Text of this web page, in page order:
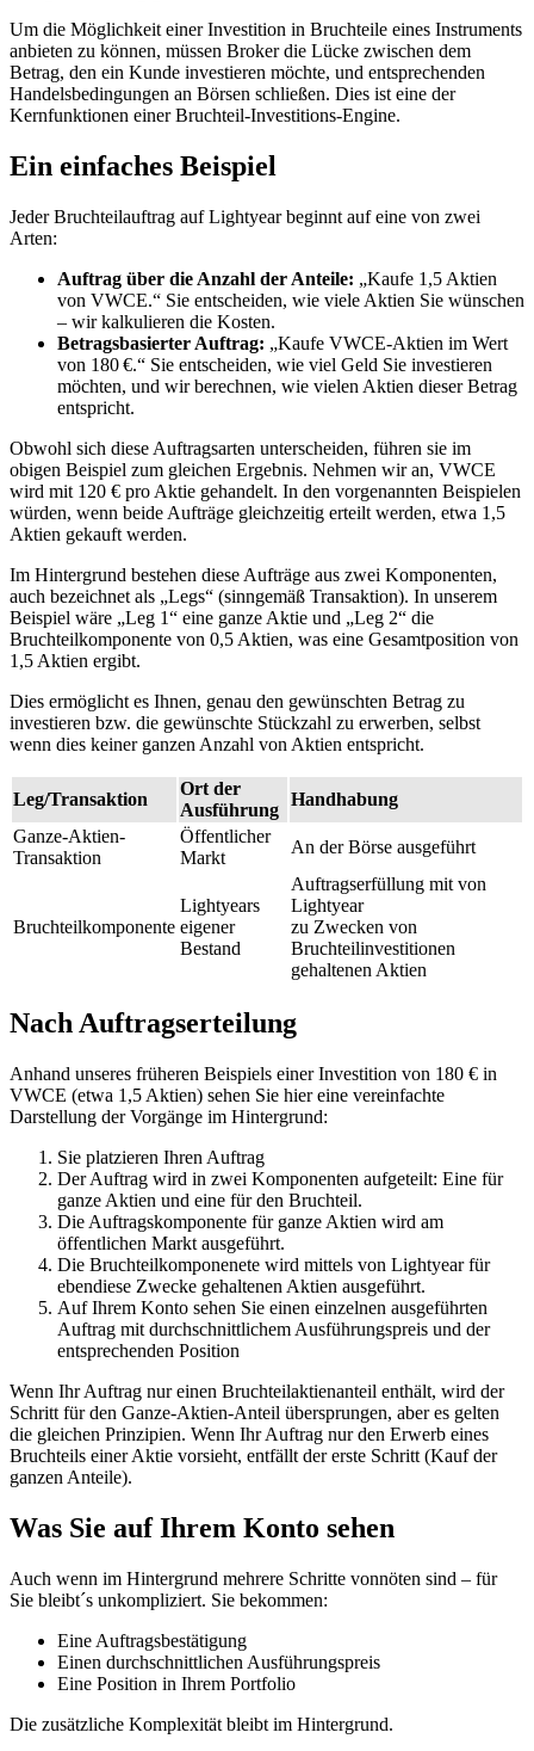
Um die Möglichkeit einer Investition in Bruchteile eines Instruments
anbieten zu können, müssen Broker die Lücke zwischen dem
Betrag, den ein Kunde investieren möchte, und entsprechenden
Handelsbedingungen an Börsen schließen. Dies ist eine der
Kernfunktionen einer Bruchteil-Investitions-Engine.
Ein einfaches Beispiel
Jeder Bruchteilauftrag auf Lightyear beginnt auf eine von zwei
Arten:
Auftrag über die Anzahl der Anteile: „Kaufe 1,5 Aktien
von VWCE.“ Sie entscheiden, wie viele Aktien Sie wünschen
– wir kalkulieren die Kosten.
Betragsbasierter Auftrag: „Kaufe VWCE-Aktien im Wert
von 180 €.“ Sie entscheiden, wie viel Geld Sie investieren
möchten, und wir berechnen, wie vielen Aktien dieser Betrag
entspricht.
Obwohl sich diese Auftragsarten unterscheiden, führen sie im
obigen Beispiel zum gleichen Ergebnis. Nehmen wir an, VWCE
wird mit 120 € pro Aktie gehandelt. In den vorgenannten Beispielen
würden, wenn beide Aufträge gleichzeitig erteilt werden, etwa 1,5
Aktien gekauft werden.
Im Hintergrund bestehen diese Aufträge aus zwei Komponenten,
auch bezeichnet als „Legs“ (sinngemäß Transaktion). In unserem
Beispiel wäre „Leg 1“ eine ganze Aktie und „Leg 2“ die
Bruchteilkomponente von 0,5 Aktien, was eine Gesamtposition von
1,5 Aktien ergibt.
Dies ermöglicht es Ihnen, genau den gewünschten Betrag zu
investieren bzw. die gewünschte Stückzahl zu erwerben, selbst
wenn dies keiner ganzen Anzahl von Aktien entspricht.
Leg/Transaktion
Ort der
Ausführung
Handhabung
Ganze-Aktien-
Transaktion
Öffentlicher
Markt
An der Börse ausgeführt
Bruchteilkomponente
Lightyears
eigener
Bestand
Auftragserfüllung mit von
Lightyear
zu Zwecken von
Bruchteilinvestitionen
gehaltenen Aktien
Nach Auftragserteilung
Anhand unseres früheren Beispiels einer Investition von 180 € in
VWCE (etwa 1,5 Aktien) sehen Sie hier eine vereinfachte
Darstellung der Vorgänge im Hintergrund:
Sie platzieren Ihren Auftrag
Der Auftrag wird in zwei Komponenten aufgeteilt: Eine für
ganze Aktien und eine für den Bruchteil.
Die Auftragskomponente für ganze Aktien wird am
öffentlichen Markt ausgeführt.
Die Bruchteilkomponenete wird mittels von Lightyear für
ebendiese Zwecke gehaltenen Aktien ausgeführt.
Auf Ihrem Konto sehen Sie einen einzelnen ausgeführten
Auftrag mit durchschnittlichem Ausführungspreis und der
entsprechenden Position
Wenn Ihr Auftrag nur einen Bruchteilaktienanteil enthält, wird der
Schritt für den Ganze-Aktien-Anteil übersprungen, aber es gelten
die gleichen Prinzipien. Wenn Ihr Auftrag nur den Erwerb eines
Bruchteils einer Aktie vorsieht, entfällt der erste Schritt (Kauf der
ganzen Anteile).
Was Sie auf Ihrem Konto sehen
Auch wenn im Hintergrund mehrere Schritte vonnöten sind – für
Sie bleibt´s unkompliziert. Sie bekommen:
Eine Auftragsbestätigung
Einen durchschnittlichen Ausführungspreis
Eine Position in Ihrem Portfolio
Die zusätzliche Komplexität bleibt im Hintergrund.